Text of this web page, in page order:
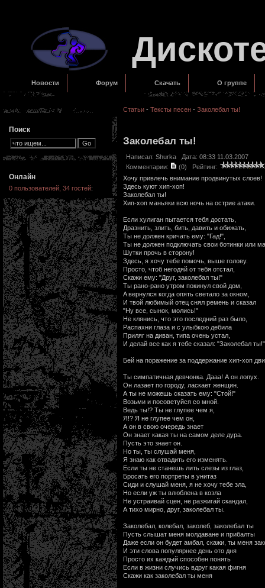
Новости Форум Скачать О группе
Поиск
Онлайн
0 пользователей, 34 гостей:
Статьи - Тексты песен - Заколебал ты!
Заколебал ты!
Написал: Shurka Дата: 08:33 11.03.2007
Комментарии:
(0) Рейтинг:
Хочу привлечь внимание продвинутых слоев!
Здесь куют хип-хоп!
Заколебал ты!
Хип-хоп маньяки всю ночь на острие атаки.
Если хулиган пытается тебя достать,
Дразнить, злить, бить, давить и обижать,
Ты не должен кричать ему: "Гад!",
Ты не должен подключать свои ботинки или
Шутки прочь в сторону!
Здесь, я хочу тебе помочь, выше голову.
Просто, чтоб негодяй от тебя отстал,
Cкажи ему: "Друг, заколебал ты!"
Ты рано-рано утром покинул свой дом,
A вернулся когда опять светало за окном,
И твой любимый отец снял ремень и сказал
"Ну все, сынок, молись!"
Не клянись, что это последний раз было,
Распахни глаза и с улыбкою дебила
Приляг на диван, типа очень устал,
И делай все как я тебе сказал: "Заколебал ты!"
Бей на поражение за поддержание хип-хоп
Ты симпатичная девчонка. Дааа! А он лопух.
Он лазает по городу, ласкает женщин.
А ты не можешь сказать ему: "Стой!"
Возьми и посоветуйся со мной.
Ведь ты!? Ты не глупее чем я,
Я!? Я не глупее чем он,
А он в свою очередь знает
Он знает какая ты на самом деле дура.
Пусть это знает он.
Но ты, ты слушай меня,
Я знаю как отвадить его изменять.
Если ты не станешь лить слезы из глаз,
Бросать его портреты в унитаз
Сиди и слушай меня, я не хочу тебе зла,
Но если уж ты влюблена в козла
Не устраивай сцен, не разжигай скандал,
А тихо мирно, друг, заколебал ты.
Заколебал, колебал, заколеб, заколебал ты
Пусть слышат меня молдаване и прибалты
Даже если он будет амбал, скажи, ты меня
И эти слова популярнее день ото дня
Просто их каждый способен понять
Если в жизни случись вдруг какая фигня
Скажи как заколебал ты меня